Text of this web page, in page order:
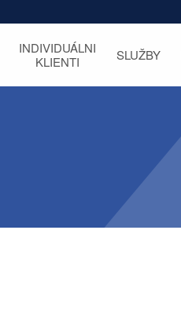
INDIVIDUÁLNI
KLIENTI
SLUŽBY